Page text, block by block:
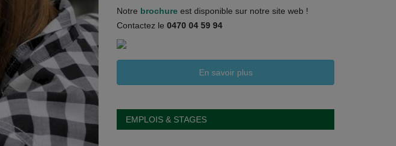
Notre brochure est disponible sur notre site web !
Contactez le 0470 04 59 94
En savoir plus
EMPLOIS & STAGES